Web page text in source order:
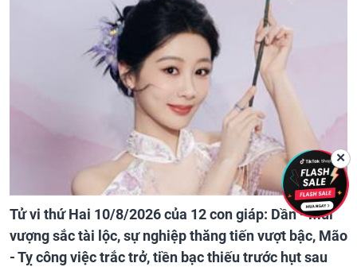
Tử vi thứ Hai 10/8/2026 của 12 con giáp: Dần - Mùi
vượng sắc tài lộc, sự nghiệp thăng tiến vượt bậc, Mão
- Tỵ công việc trắc trở, tiền bạc thiếu trước hụt sau
✕